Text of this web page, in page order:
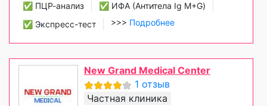
✅ ПЦР-анализ
✅ ИФА (Антитела Ig М+G)
✅ Экспресс-тест
>>> Подробнее
New Grand Medical Center
1 отзыв
Частная клиника